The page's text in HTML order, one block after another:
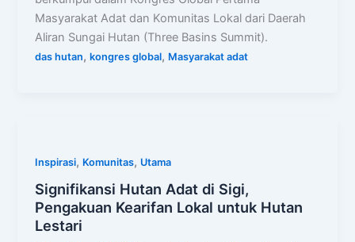
Masyarakat Adat dan Komunitas Lokal dari Daerah
Aliran Sungai Hutan (Three Basins Summit).
das hutan,kongres global, Masyarakat adat
Inspirasi, Komunitas, Utama
Signifikansi Hutan Adat di Sigi,
Pengakuan Kearifan Lokal untuk Hutan
Lestari